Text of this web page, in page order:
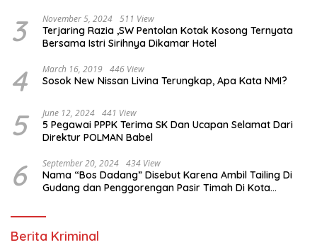
3 November 5, 2024 511 View
Terjaring Razia ,SW Pentolan Kotak Kosong Ternyata
Bersama Istri Sirihnya Dikamar Hotel
4 March 16, 2019 446 View
Sosok New Nissan Livina Terungkap, Apa Kata NMI?
5 June 12, 2024 441 View
5 Pegawai PPPK Terima SK Dan Ucapan Selamat Dari
Direktur POLMAN Babel
6 September 20, 2024 434 View
Nama “Bos Dadang” Disebut Karena Ambil Tailing Di
Gudang dan Penggorengan Pasir Timah Di Kota
Berita Kriminal